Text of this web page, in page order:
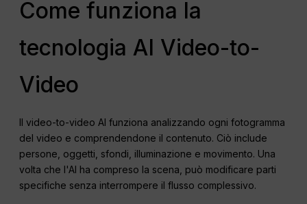
Come funziona la
tecnologia AI Video-to-
Video
Il video-to-video AI funziona analizzando ogni fotogramma
del video e comprendendone il contenuto. Ciò include
persone, oggetti, sfondi, illuminazione e movimento. Una
volta che l'AI ha compreso la scena, può modificare parti
specifiche senza interrompere il flusso complessivo.